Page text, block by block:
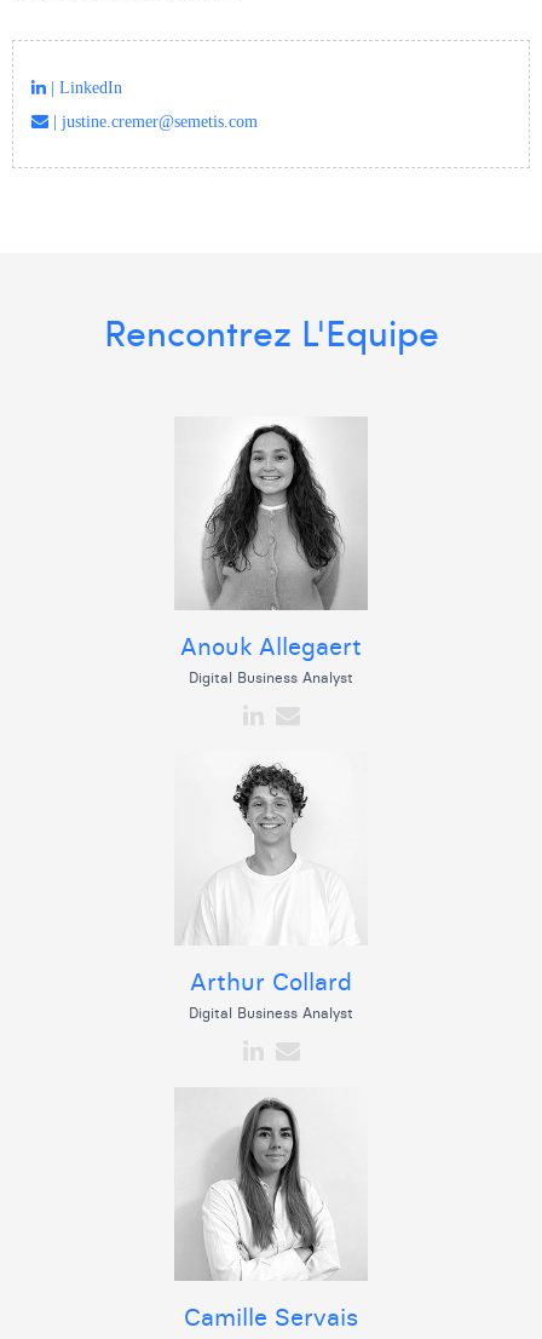
Thomas Kurevic
Thomas Riis
| LinkedIn
| justine.cremer@semetis.com
Rencontrez L'Equipe
Anouk Allegaert
Digital Business Analyst
Arthur Collard
Digital Business Analyst
Camille Servais